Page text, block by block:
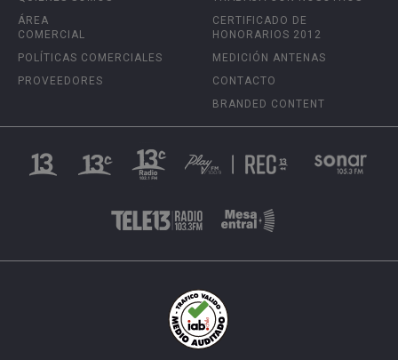
ÁREA
COMERCIAL
POLÍTICAS COMERCIALES
PROVEEDORES
CERTIFICADO DE
HONORARIOS 2012
MEDICIÓN ANTENAS
CONTACTO
BRANDED CONTENT